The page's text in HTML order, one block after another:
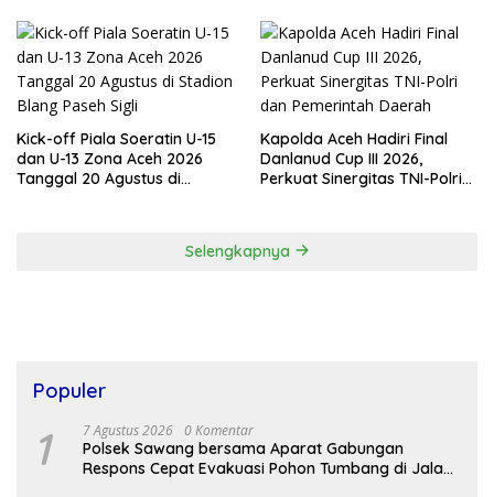
Kick-off Piala Soeratin U-15
dan U-13 Zona Aceh 2026
Tanggal 20 Agustus di
Kapolda Aceh Hadiri Final
Danlanud Cup III 2026,
Perkuat Sinergitas TNI-Polri
Selengkapnya
Populer
1 7 Agustus 2026 0 Komentar
Polsek Sawang bersama Aparat Gabungan
Respons Cepat Evakuasi Pohon Tumbang di Jalan